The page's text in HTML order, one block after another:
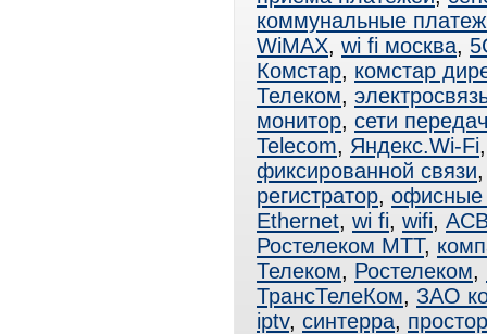
коммунальные
WiMAX, wi fi москва,
Комстар, комстар
Телеком,
монитор, сети
Telecom, Яндекс.Wi-Fi
фиксированной связи
регистратор, офисные
Ethernet, wi fi, wifi,
Ростелеком МТТ,
Телеком, Ростелеком,
ТрансТелеКом, ЗАО
iptv, синтерра,